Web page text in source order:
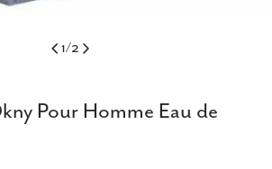
1/2
Pour Homme Eau de